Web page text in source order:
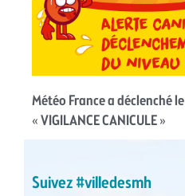
Météo France a déclenché
« VIGILANCE CANICULE »
Suivez #villedesmh